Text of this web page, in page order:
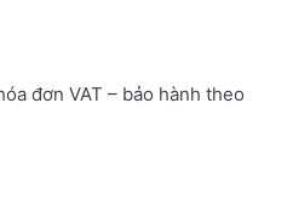
đơn VAT – bảo hành theo